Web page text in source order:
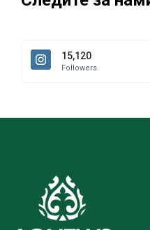
15,120
Followers